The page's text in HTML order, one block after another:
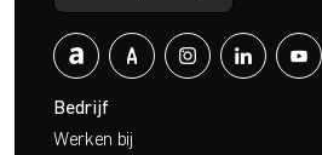
Bedrijf
Werken bij